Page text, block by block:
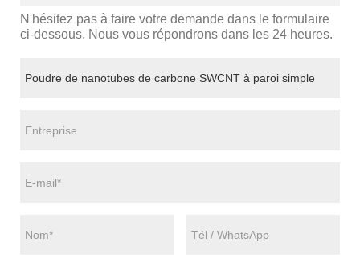
N'hésitez pas à faire votre demande dans le formulaire
ci-dessous. Nous vous répondrons dans les 24 heures.